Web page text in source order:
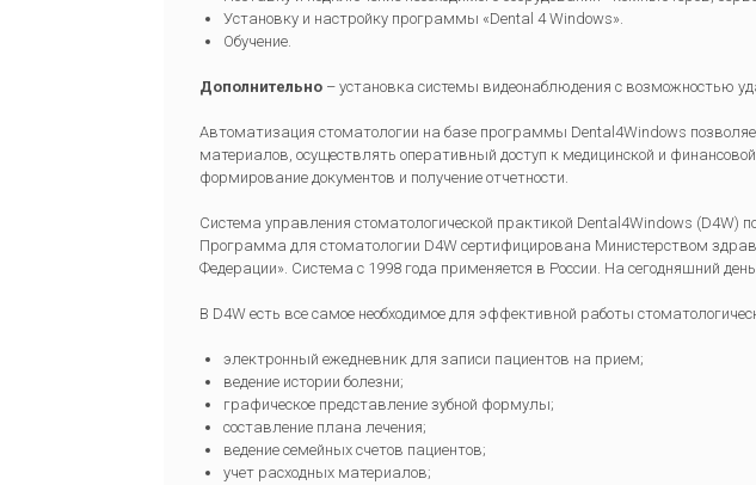
Установку и настройку программы «Dental 4 Windows».
Обучение.
Дополнительно – установка системы видеонаблюдения с возможностью
Автоматизация стоматологии на базе программы Dental4Windows
материалов, осуществлять оперативный доступ к медицинской и
формирование документов и получение отчетности.
Система управления стоматологической практикой Dental4Windows (D4W)
Программа для стоматологии D4W сертифицирована Министерством
Федерации». Система с 1998 года применяется в России. На сегодняшний
В D4W есть все самое необходимое для эффективной работы
электронный ежедневник для записи пациентов на прием;
ведение истории болезни;
графическое представление зубной формулы;
составление плана лечения;
ведение семейных счетов пациентов;
учет расходных материалов;